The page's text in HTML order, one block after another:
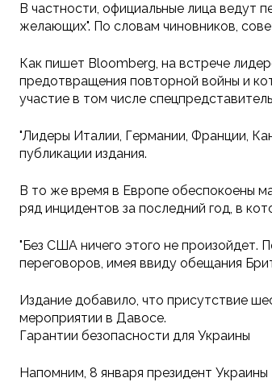
В частности, официальные лица ведут
желающих". По словам чиновников,
Как пишет Bloomberg, на встрече
предотвращения повторной войны и
участие в том числе
"Лидеры Италии, Германии, Франции,
публикации издания.
В то же время в Европе обеспокоены
ряд инцидентов за последний год, в
"Без США ничего этого не произойдет.
переговоров, имея ввиду обещания
Издание добавило, что присутствие
мероприятии в Давосе.
Гарантии безопасности для Украины
Напомним, 8 января президент